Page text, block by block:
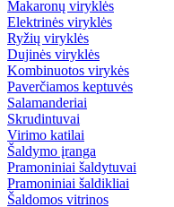
Makaronų viryklės
Elektrinės viryklės
Ryžių viryklės
Dujinės viryklės
Kombinuotos virykės
Paverčiamos keptuvės
Salamanderiai
Skrudintuvai
Virimo katilai
Šaldymo įranga
Pramoniniai šaldytuvai
Pramoniniai šaldikliai
Šaldomos vitrinos